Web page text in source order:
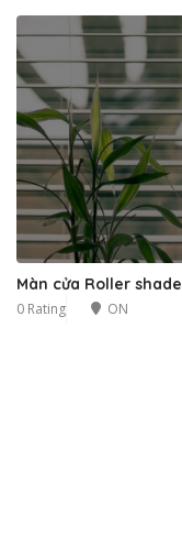
Màn cửa Roller shade
0 Rating ON